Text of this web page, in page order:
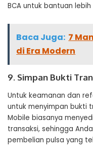
BCA untuk bantuan lebih
Baca Juga: 7
di Era Modern
9. Simpan Bukti
Untuk keamanan dan
untuk menyimpan bukti
Mobile biasanya
transaksi, sehingga
pembelian pulsa yang